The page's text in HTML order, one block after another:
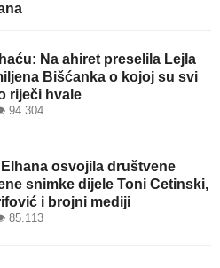
Na ahiret preselila Lejla
Bišćanka o kojoj su svi
riječi hvale
osvojila društvene
snimke dijele Toni Cetinski,
i brojni mediji